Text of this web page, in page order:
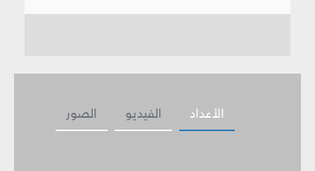
الصور الفيديو الأعداد